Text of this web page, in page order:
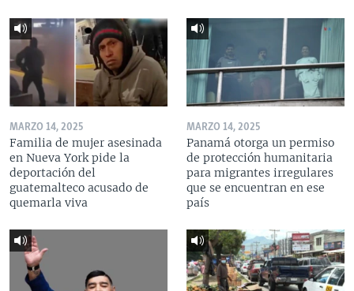
MARZO 14, 2025
Familia de mujer asesinada
en Nueva York pide la
deportación del
guatemalteco acusado de
quemarla viva
MARZO 14, 2025
Panamá otorga un permiso
de protección humanitaria
para migrantes irregulares
que se encuentran en ese
país